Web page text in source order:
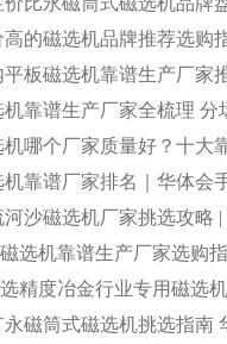
机哪个厂家质量好？十大